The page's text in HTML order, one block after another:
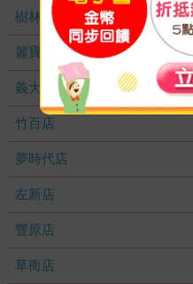
樹林店
麗寶店
義大店
竹百店
夢時代店
左新店
豐原店
草衙店